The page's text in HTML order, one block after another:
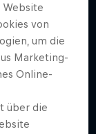
von
um die
Marketing-
Online-
über die